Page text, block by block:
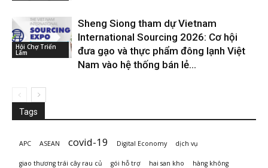
Hội Chợ Triển
Lãm
Sheng Siong tham dự Vietnam
International Sourcing 2026: Cơ hội
đưa gạo và thực phẩm đông lạnh Việt
Nam vào hệ thống bán lẻ...
Tags
APC ASEAN covid-19 Digital Economy dịch vụ
giao thương trái cây rau củ gói hỗ trợ hai san kho hàng không